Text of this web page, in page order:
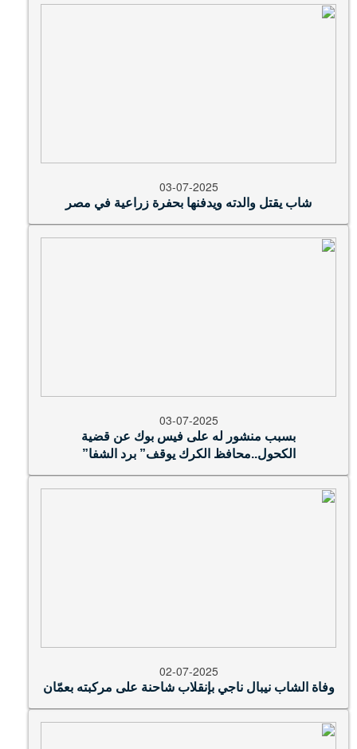
03-07-2025
شاب يقتل والدته ويدفنها بحفرة زراعية في مصر
03-07-2025
بسبب منشور له على فيس بوك عن قضية
الكحول..محافظ الكرك يوقف” برد الشفا”
02-07-2025
وفاة الشاب نيبال ناجي بإنقلاب شاحنة على مركبته بعمّان